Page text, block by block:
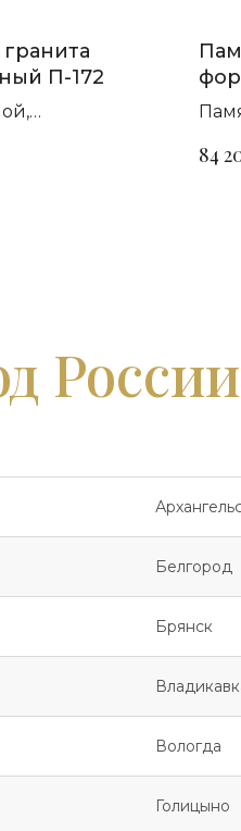
П-172
П-
на
84
России
Белгород
Брянск
Вологда
Голицыно